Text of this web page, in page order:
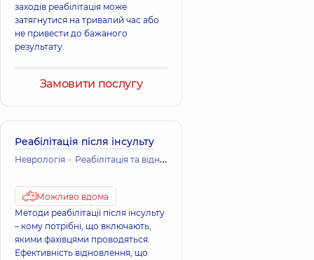
заходів реабілітація може
затягнутися на тривалий час або
не привести до бажаного
результату.
Замовити послугу
Реабілітація після інсульту
Неврологія Реабілітація та відновне лікування
Можливо вдома
Методи реабілітації після інсульту
– кому потрібні, що включають,
якими фахівцями проводяться.
Ефективність відновлення, що